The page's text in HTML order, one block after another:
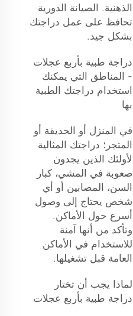
الذهنية. الصيانة الدورية
تحافظ على عمل دراجتك
بشكل جيد.
دراجة طبية بأربع عجلات
- المناطق التي يمكنك
استخدام دراجتك الطبية
بها
في المنزل أو الحديقة أو
المتجر؛ دراجتك المثالية
لأولئك الذين يجدون
صعوبة في المشي، كبار
السن، المصابين أو أي
شخص يحتاج إلى وصول
أسرع حول الأماكن.
وتأكد من أنها آمنة
للاستخدام في الأماكن
العامة قبل تشغيلها.
لماذا يجب أن تختار
دراجة طبية بأربع عجلات